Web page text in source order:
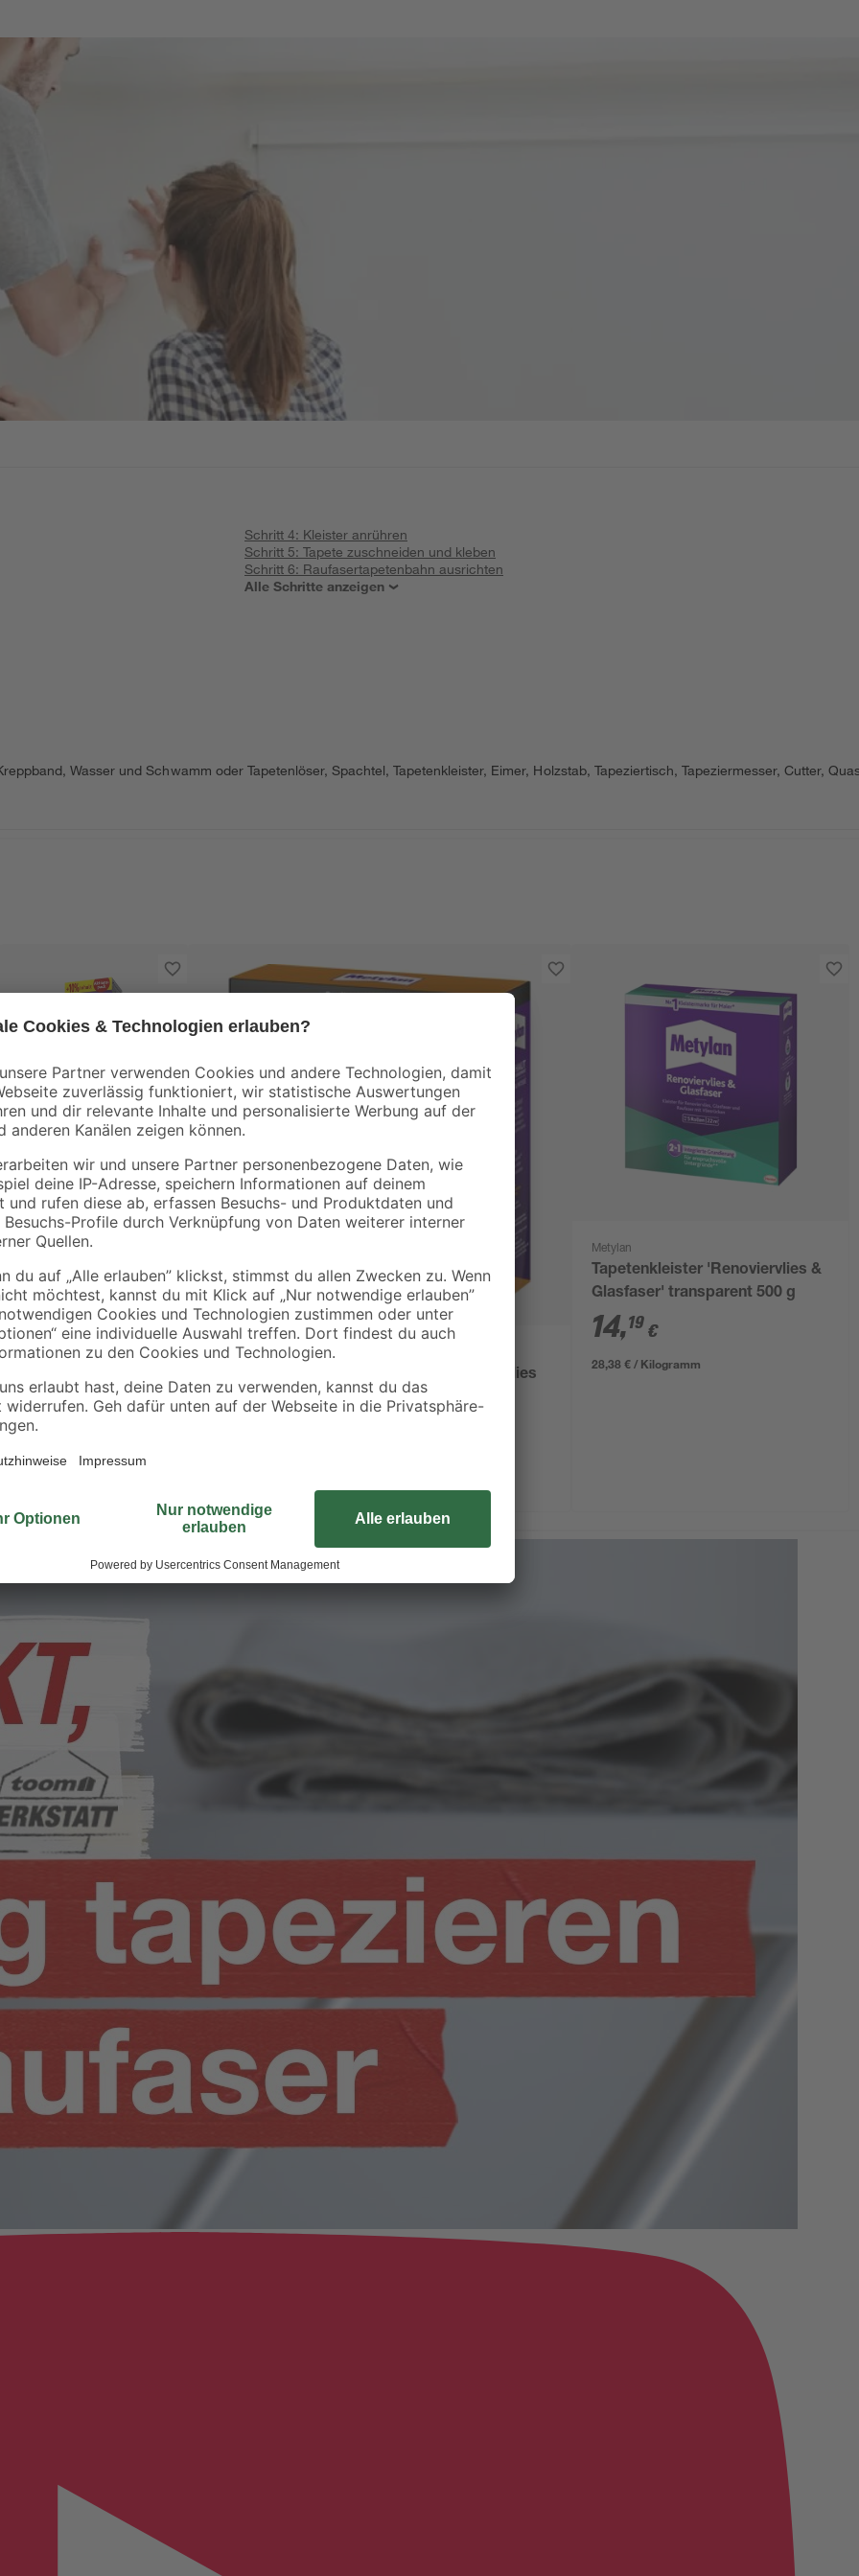
Schritt 4: Kleister anrühren
Schritt 5: Tapete zuschneiden und kleben
Schritt 6: Raufasertapetenbahn ausrichten
Alle Schritte anzeigen
Wasser und Schwamm oder Tapetenlöser, Spachtel, Tapetenkleister, Eimer, Holzstab, Tapeziertisch, Tapeziermesser, Cutter,
Metylan
Tapetenkleister
'Raufaser' 180 g +
10 %
7,89€
39,45 € / Kilogramm
Metylan
Tapeziergerätekleister für Raufaser- und Vlies
'TG Hohe Reichweite' transparent 500 g
Metylan
Tapetenkleister 'Renoviervlies &
Glasfaser' transparent 500 g
14,19€
28,38 € / Kilogramm